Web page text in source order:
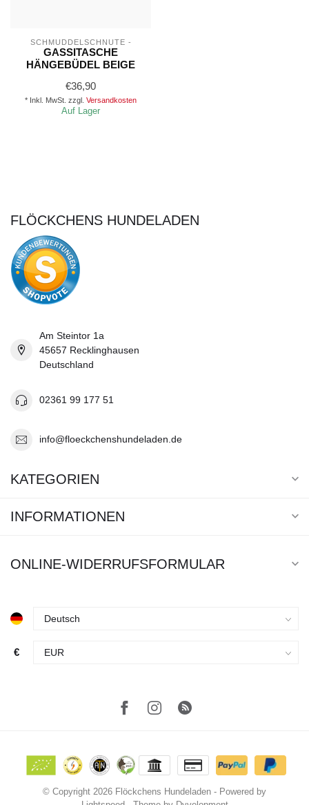
SCHMUDDELSCHNUTE -
GASSITASCHE
HÄNGEBÜDEL BEIGE
€36,90
* Inkl. MwSt. zzgl. Versandkosten
Auf Lager
FLÖCKCHENS HUNDELADEN
Am Steintor 1a
45657 Recklinghausen
Deutschland
02361 99 177 51
info@floeckchenshundeladen.de
KATEGORIEN
INFORMATIONEN
ONLINE-WIDERRUFSFORMULAR
€
© Copyright 2026 Flöckchens Hundeladen - Powered by